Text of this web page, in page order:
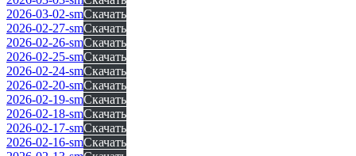
2026-03-02-smСкачать
2026-02-27-smСкачать
2026-02-26-smСкачать
2026-02-25-smСкачать
2026-02-24-smСкачать
2026-02-20-smСкачать
2026-02-19-smСкачать
2026-02-18-smСкачать
2026-02-17-smСкачать
2026-02-16-smСкачать